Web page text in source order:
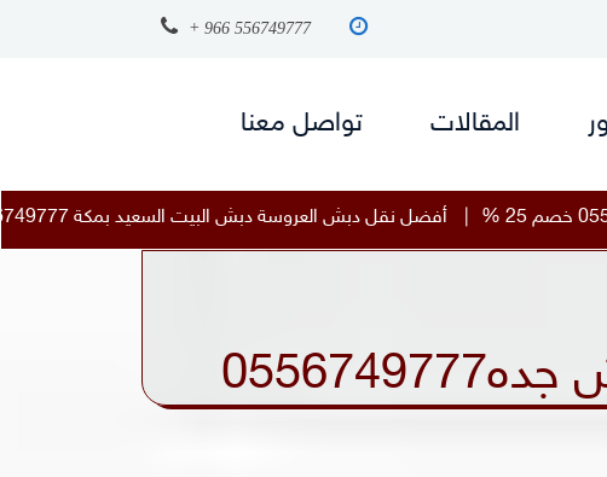
+ 966 556749777
المقالات تواصل معنا
العروسة دبش البيت السعيد بمكة 0556749777 خصم 25 % | أفضل